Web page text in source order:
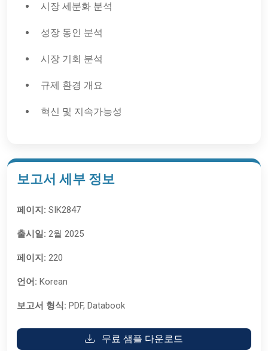
시장 세분화 분석
성장 동인 분석
시장 기회 분석
규제 환경 개요
혁신 및 지속가능성
보고서 세부 정보
페이지: SIK2847
출시일: 2월 2025
페이지: 220
언어: Korean
보고서 형식: PDF, Databook
무료 샘플 다운로드